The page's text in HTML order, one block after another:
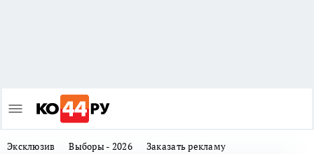
Эксклюзив Выборы - 2026 Заказать рекламу